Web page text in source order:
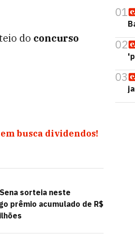
do concurso
busca dividendos!
sorteia neste
prêmio acumulado de R$
01
02
03